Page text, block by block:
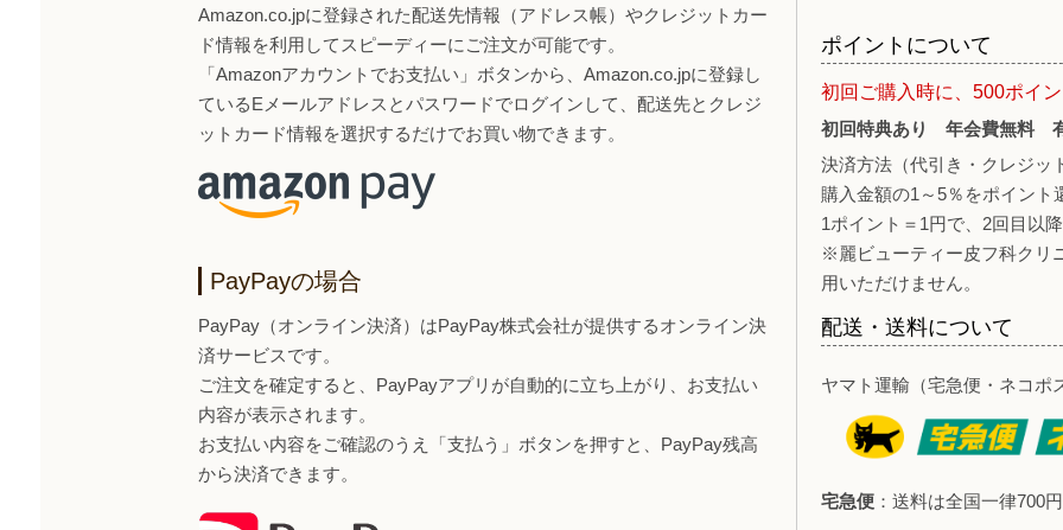
Amazon.co.jpに登録された配送先情報（アドレス帳）やクレジットカー
ド情報を利用してスピーディーにご注文が可能です。
「Amazonアカウントでお支払い」ボタンから、Amazon.co.jpに登録し
ているEメールアドレスとパスワードでログインして、配送先とクレジ
ットカード情報を選択するだけでお買い物できます。
PayPayの場合
PayPay（オンライン決済）はPayPay株式会社が提供するオンライン決
済サービスです。
ご注文を確定すると、PayPayアプリが自動的に立ち上がり、お支払い
内容が表示されます。
お支払い内容をご確認のうえ「支払う」ボタンを押すと、PayPay残高
から決済できます。
ポイントについて
初回ご購入時に、500ポイ
初回特典あり 年会費無料
決済方法（代引き・クレジッ
購入金額の1～5％をポイント
1ポイント＝1円で、2回目以
※麗ビューティー皮フ科クリ
用いただけません。
配送・送料について
ヤマト運輸（宅急便・ネコポ
宅急便：送料は全国一律700